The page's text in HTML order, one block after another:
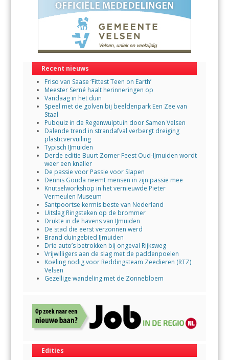
Recent nieuws
Friso van Saase ‘Fittest Teen on Earth’
Meester Serné haalt herinneringen op
Vandaag in het duin
Speel met de golven bij beeldenpark Een Zee van
Staal
Pubquiz in de Regenwulptuin door Samen Velsen
Dalende trend in strandafval verbergt dreiging
plasticvervuiling
Typisch IJmuiden
Derde editie Buurt Zomer Feest Oud-IJmuiden wordt
weer een knaller
De passie voor Passie voor Slapen
Dennis Gouda neemt mensen in zijn passie mee
Knutselworkshop in het vernieuwde Pieter
Vermeulen Museum
Santpoortse kermis beste van Nederland
Uitslag Ringsteken op de brommer
Drukte in de havens van IJmuiden
De stad die eerst verzonnen werd
Brand duingebied IJmuiden
Drie auto’s betrokken bij ongeval Rijksweg
Vrijwilligers aan de slag met de paddenpoelen
Koeling nodig voor Reddingsteam Zeedieren (RTZ)
Velsen
Gezellige wandeling met de Zonnebloem
Edities